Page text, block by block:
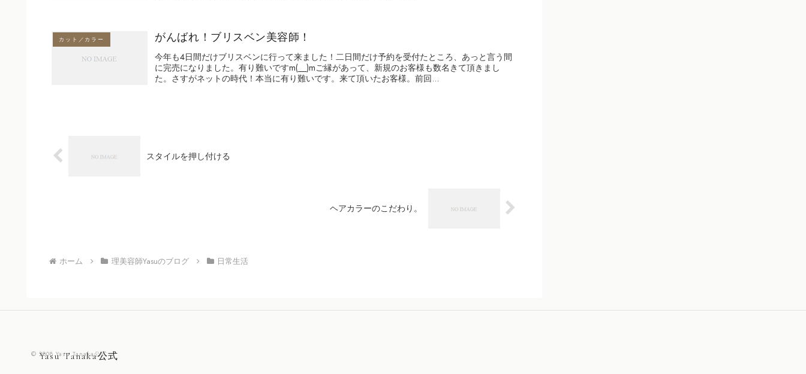
カット／カラー がんばれ！ブリスベン美容師！
今年も4日間だけブリスベンに行って来ました！二日間だけ予約を受付たところ、あっと言う間
に完売になりました。有り難いですm(__)mご縁があって、新規のお客様も数名きて頂きまし
た。さすがネットの時代！本当に有り難いです。来て頂いたお客様。前回...
スタイルを押し付ける
ヘアカラーのこだわり。
ホーム 理美容師Yasuのブログ 日常生活
Yasu Tanaka公式
© 2008 Yasu Tanaka公式.